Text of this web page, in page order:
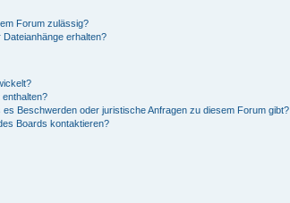
Forum zulässig?
Dateianhänge erhalten?
Beschwerden oder juristische Anfragen zu diesem Forum gibt?
Boards kontaktieren?